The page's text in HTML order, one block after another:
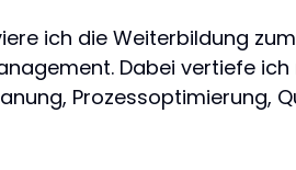
ich die Weiterbildung
Dabei vertiefe
Prozessoptimierung,